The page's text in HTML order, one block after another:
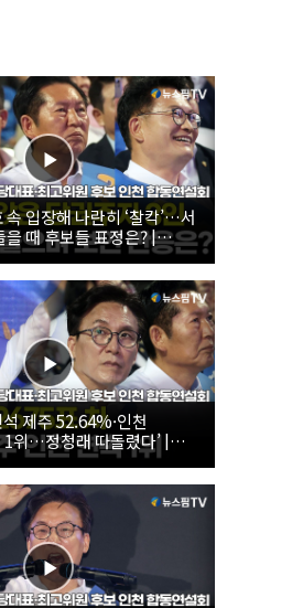
입장해 나란히 ‘찰칵’…서
을 때 후보들 표정은? |
주당 당대표·최고위원 후
회
제주 52.64%·인천
위…정청래 따돌렸다’ |
주당 당대표·최고위원 후
회